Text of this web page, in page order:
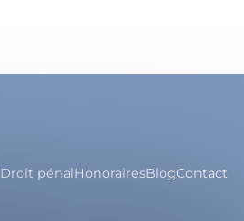
Droit pénalHonorairesBlogContact